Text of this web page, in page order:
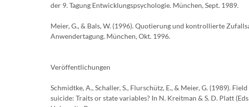
der 9. Tagung Entwicklungspsychologie. München, Sept. 1989.
Meier, G., & Bals, W. (1996). Quotierung und kontrollierte
Anwendertagung. München, Okt. 1996.
Veröffentlichungen
Schmidtke, A., Schaller, S., Flurschütz, E., & Meier, G. (1989).
suicide: Traits or state variables? In N. Kreitman & S. D. Platt